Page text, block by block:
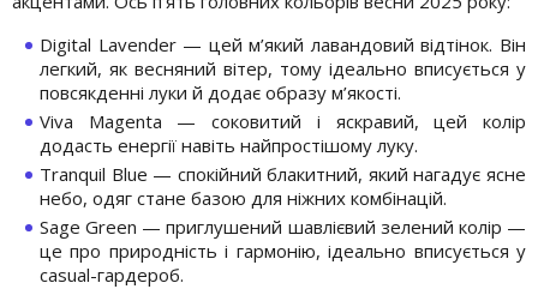
Digital Lavender — цей м’який лавандовий відтінок. Він
легкий, як весняний вітер, тому ідеально вписується у
повсякденні луки й додає образу м’якості.
Viva Magenta — соковитий і яскравий, цей колір
додасть енергії навіть найпростішому луку.
Tranquil Blue — спокійний блакитний, який нагадує ясне
небо, одяг стане базою для ніжних комбінацій.
Sage Green — приглушений шавлієвий зелений колір —
це про природність і гармонію, ідеально вписується у
casual-гардероб.